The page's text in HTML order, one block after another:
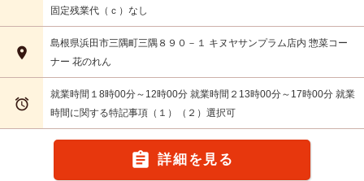
固定残業代（ｃ）なし

島根県浜田市三隅町三隅８９０－１ キヌヤサンプラム店内 惣菜コー
ナー 花のれん

就業時間１8時00分～12時00分 就業時間２13時00分～17時00分 就業
時間に関する特記事項（１）（２）選択可
 詳細を見る